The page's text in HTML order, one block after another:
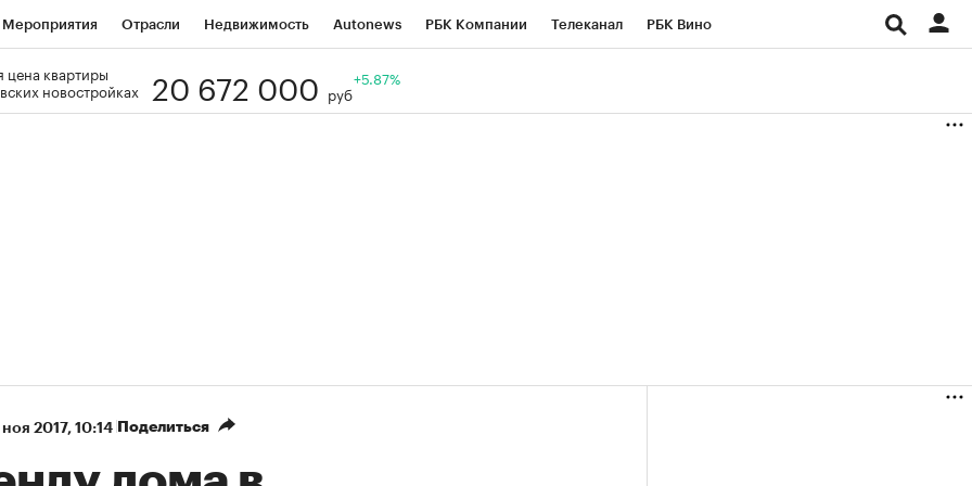
Мероприятия Отрасли Недвижимость Autonews РБК Компании Телеканал РБК Вино
Визионеры
цена квартиры
новостройках
20 672 000 руб
+5.87%
2017, 10:14 Поделиться